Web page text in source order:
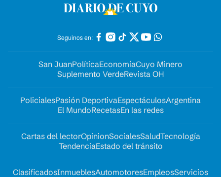
Seguinos en:
San JuanPolíticaEconomíaCuyo Minero
Suplemento VerdeRevista OH
PolicialesPasión DeportivaEspectáculosArgentina
El MundoRecetasEn las redes
Cartas del lectorOpinionSocialesSaludTecnología
TendenciaEstado del tránsito
ClasificadosInmueblesAutomotoresEmpleosServicios